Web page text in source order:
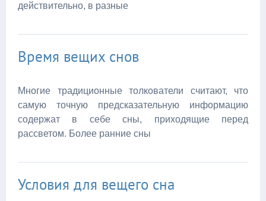
действительно, в разные
Время вещих снов
Многие традиционные толкователи считают, что
самую точную предсказательную информацию
содержат в себе сны, приходящие перед
рассветом. Более ранние сны
Условия для вещего сна